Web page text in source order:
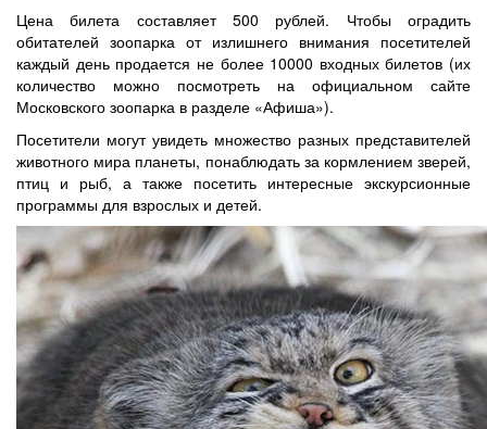
Цена билета составляет 500 рублей. Чтобы оградить
обитателей зоопарка от излишнего внимания посетителей
каждый день продается не более 10000 входных билетов (их
количество можно посмотреть на официальном сайте
Московского зоопарка в разделе «Афиша»).
Посетители могут увидеть множество разных представителей
животного мира планеты, понаблюдать за кормлением зверей,
птиц и рыб, а также посетить интересные экскурсионные
программы для взрослых и детей.